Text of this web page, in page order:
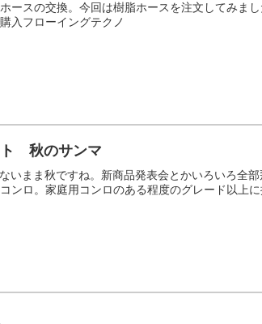
ースの交換。今回は樹脂ホースを注文してみま
入フローイングテクノ
ト 秋のサンマ
いまま秋ですね。新商品発表会とかいろいろ全
ンロ。家庭用コンロのある程度のグレード以上